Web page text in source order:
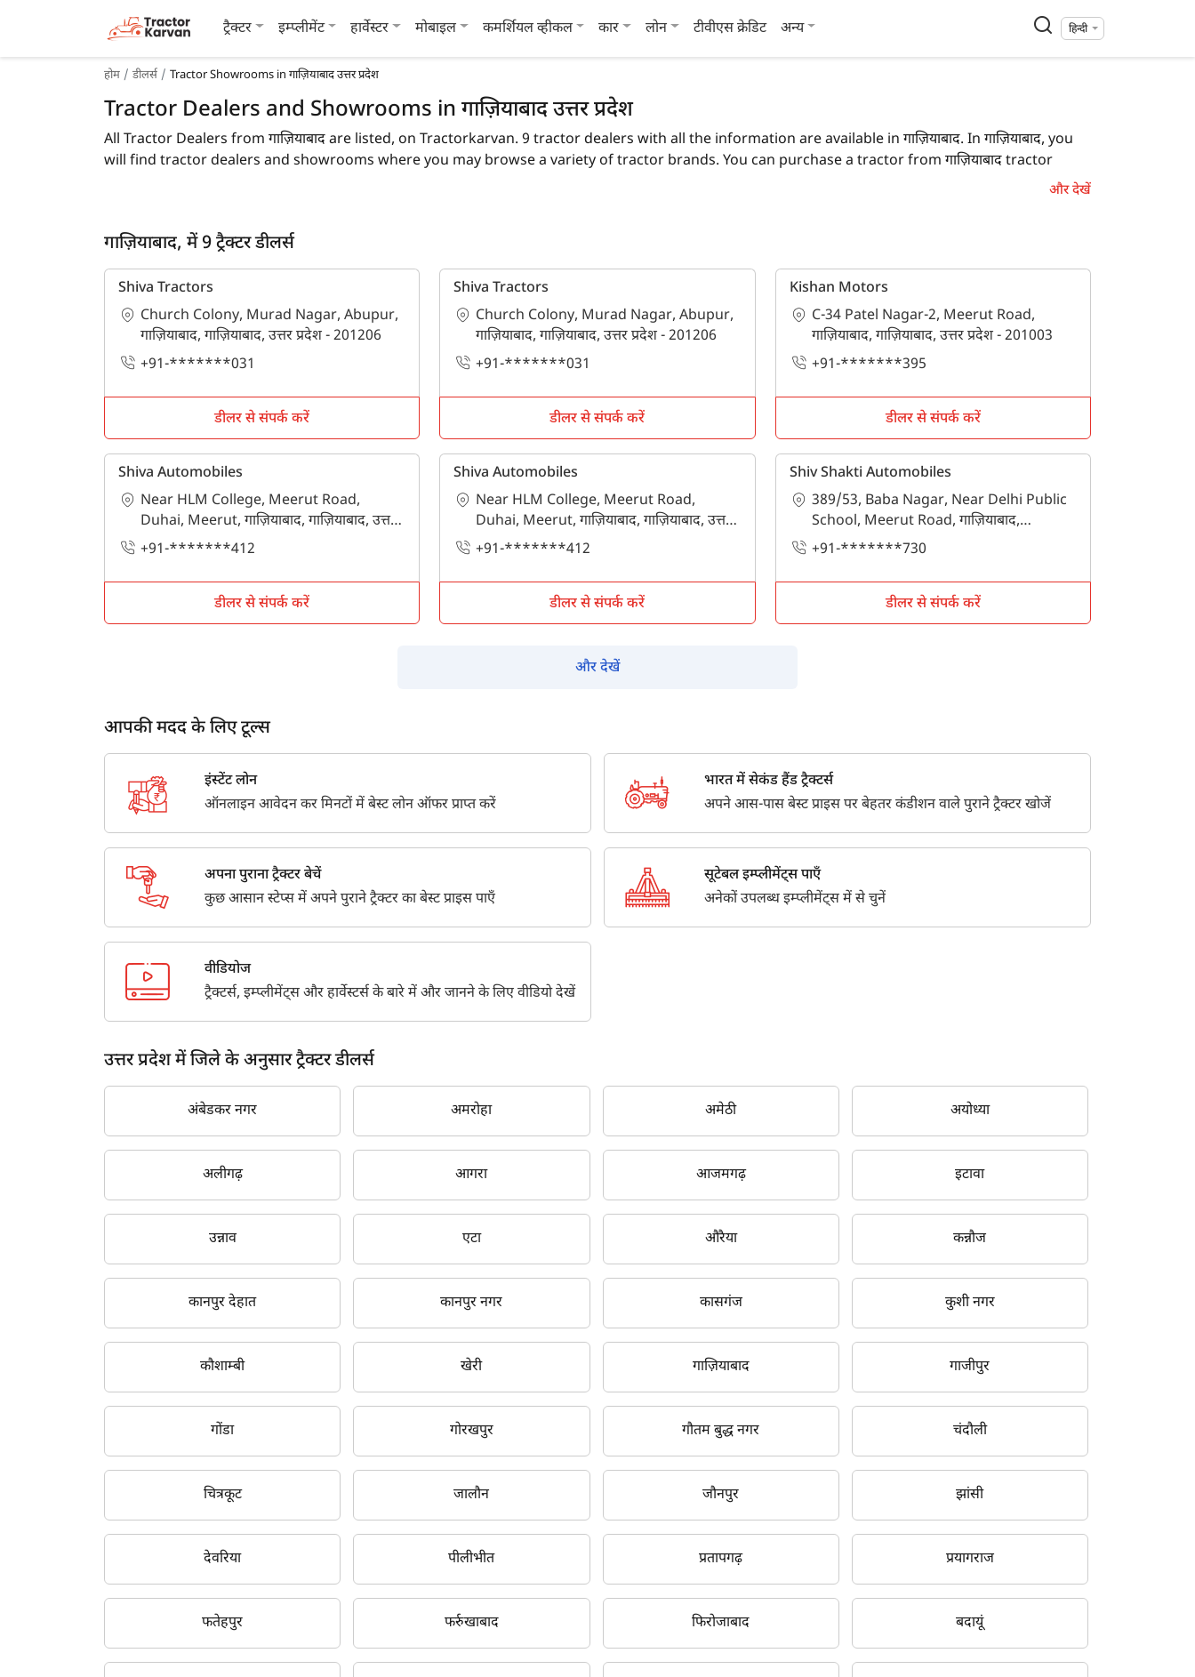
ट्रैक्टर इम्प्लीमेंट हार्वेस्टर मोबाइल कमर्शियल व्हीकल कार लोन टीवीएस क्रेडिट अन्य हिन्दी
होम डीलर्स Tractor Showrooms in गाज़ियाबाद उत्तर प्रदेश
Tractor Dealers and Showrooms in गाज़ियाबाद उत्तर प्रदेश
All Tractor Dealers from गाज़ियाबाद are listed, on Tractorkarvan. 9 tractor dealers with all the information are available in गाज़ियाबाद. In गाज़ियाबाद, you
will find tractor dealers and showrooms where you may browse a variety of tractor brands. You can purchase a tractor from गाज़ियाबाद tractor
you can get information about different tractor models.
Are you looking for tractor dealers in गाज़ियाबाद?
If so, then you are at the right place. Tractorkarvan offers 100% genuine information about tractor dealers in गाज़ियाबाद.
How many tractors dealers are available in गाज़ियाबाद?
Currently 9 tractor dealers in गाज़ियाबाद with detailed information are available on Tractorkarvan.
Where can I get the contact details of tractor dealers in गाज़ियाबाद near me?
Get contact details including address, location and contact numbers of major tractor dealers and showrooms in गाज़ियाबाद. For more information
और देखें
गाज़ियाबाद, में 9 ट्रैक्टर डीलर्स
Shiva Tractors
Church Colony, Murad Nagar, Abupur,
गाज़ियाबाद, गाज़ियाबाद, उत्तर प्रदेश - 201206
+91-*******031
डीलर से संपर्क करें
Shiva Tractors
Church Colony, Murad Nagar, Abupur,
गाज़ियाबाद, गाज़ियाबाद, उत्तर प्रदेश - 201206
+91-*******031
डीलर से संपर्क करें
Kishan Motors
C-34 Patel Nagar-2, Meerut Road,
गाज़ियाबाद, गाज़ियाबाद, उत्तर प्रदेश - 201003
+91-*******395
डीलर से संपर्क करें
Shiva Automobiles
Near HLM College, Meerut Road,
Duhai, Meerut, गाज़ियाबाद, गाज़ियाबाद, उत्तर
प्रदेश - 201206
+91-*******412
डीलर से संपर्क करें
Shiva Automobiles
Near HLM College, Meerut Road,
Duhai, Meerut, गाज़ियाबाद, गाज़ियाबाद, उत्तर
प्रदेश - 201206
+91-*******412
डीलर से संपर्क करें
Shiv Shakti Automobiles
389/53, Baba Nagar, Near Delhi Public
School, Meerut Road, गाज़ियाबाद,
गाज़ियाबाद, उत्तर प्रदेश - 201003
+91-*******730
डीलर से संपर्क करें
और देखें
आपकी मदद के लिए टूल्स
इंस्टेंट लोन
ऑनलाइन आवेदन कर मिनटों में बेस्ट लोन ऑफर प्राप्त करें
भारत में सेकंड हैंड ट्रैक्टर्स
अपने आस-पास बेस्ट प्राइस पर बेहतर कंडीशन वाले पुराने ट्रैक्टर खोजें
अपना पुराना ट्रैक्टर बेचें
कुछ आसान स्टेप्स में अपने पुराने ट्रैक्टर का बेस्ट प्राइस पाएँ
सूटेबल इम्प्लीमेंट्स पाएँ
अनेकों उपलब्ध इम्प्लीमेंट्स में से चुनें
वीडियोज
ट्रैक्टर्स, इम्प्लीमेंट्स और हार्वेस्टर्स के बारे में और जानने के लिए वीडियो देखें
उत्तर प्रदेश में जिले के अनुसार ट्रैक्टर डीलर्स
अंबेडकर नगर अमरोहा अमेठी अयोध्या
अलीगढ़ आगरा आजमगढ़ इटावा
उन्नाव एटा औरैया कन्नौज
कानपुर देहात कानपुर नगर कासगंज कुशी नगर
कौशाम्बी खेरी गाज़ियाबाद गाजीपुर
गोंडा गोरखपुर गौतम बुद्ध नगर चंदौली
चित्रकूट जालौन जौनपुर झांसी
देवरिया पीलीभीत प्रतापगढ़ प्रयागराज
फतेहपुर फर्रुखाबाद फिरोजाबाद बदायूं
क्या आप बिना फॉर्म भरे जाना चाहते हैं?
इसे पूरा करने में 30 सेकंड से भी कम समय लगेगा।
नहीं, धन्यवाद हाँ, पूछताछ जारी रखें
आपकी जानकारी हमारे पास सुरक्षित है।